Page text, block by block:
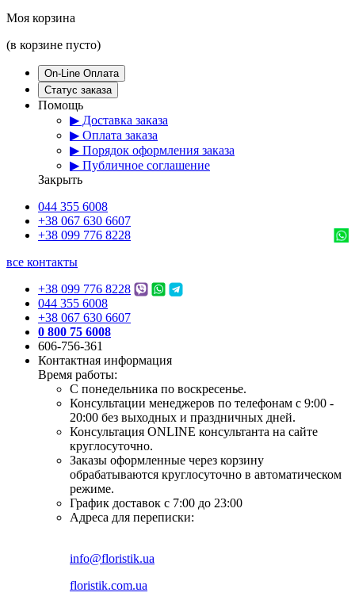
Моя корзина
(в корзине пусто)
On-Line Оплата
Статус заказа
Помощь
▶ Доставка заказа
▶ Оплата заказа
▶ Порядок оформления заказа
▶ Публичное соглашение
Закрыть
044 355 6008
+38 067 630 6607
+38 099 776 8228
все контакты
+38 099 776 8228
044 355 6008
+38 067 630 6607
0 800 75 6008
606-756-361
Контактная информация
Время работы:
С понедельника по воскресенье.
Консультации менеджеров по телефонам с 9:00 -
20:00 без выходных и праздничных дней.
Консультация ONLINE консультанта на сайте
круглосуточно.
Заказы оформленные через корзину
обрабатываются круглосуточно в автоматическом
режиме.
График доставок с 7:00 до 23:00
Адреса для переписки:
info@floristik.ua
floristik.com.ua